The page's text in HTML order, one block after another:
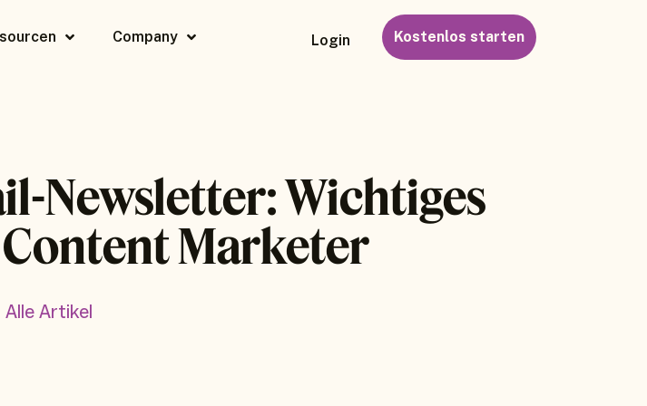
Company Login Kostenlos starten
Newsletter: Wichtiges
Marketer
Artikel